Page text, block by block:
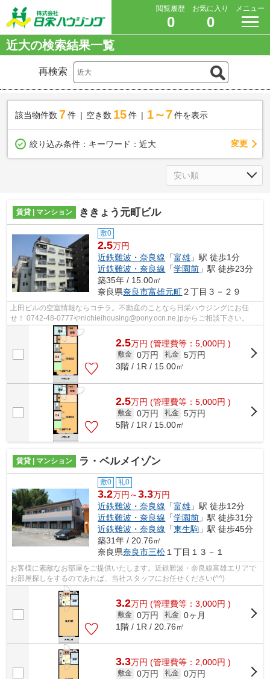
閲覧履歴
0
お気に入り
0
メニュー
近大の検索結果一覧
再検索
該当物件数 7件 空き数 15 件 1～7 件を表示
絞り込み条件： キーワード：近大 変更
賃貸 | マンション ききょう元町ビル
敷0
2.5万円
近鉄難波・奈良線 「富雄 」駅 徒歩1分
近鉄難波・奈良線 「学園前 」駅 徒歩23分
築35年 / 15.00㎡
奈良県奈良市富雄元町２丁目３－２９
上田ビルの空室情報ならコチラ。不動産のことなら日栄ハウジングにお任
せ！ 0742-48-0777やnichieihousing@pony.ocn.ne.jpからご相談下さい。
2.5万円 (管理費等：5,000円 )
敷金 0万円 礼金 5万円
3階 / 1R / 15.00㎡
2.5万円 (管理費等：5,000円 )
敷金 0万円 礼金 5万円
5階 / 1R / 15.00㎡
賃貸 | マンション ラ・ベルメイゾン
敷0 礼0
3.2万円～3.3万円
近鉄難波・奈良線 「富雄 」駅 徒歩12分
近鉄難波・奈良線 「学園前 」駅 徒歩31分
近鉄難波・奈良線 「東生駒 」駅 徒歩45分
築31年 / 20.76㎡
奈良県奈良市三松 １丁目１３－１
お客様に素敵なお部屋をご提供いたします。近鉄難波・奈良線富雄エリアで
お部屋探しをするのであれば、当社スタッフにお任せください(^^)
3.2万円 (管理費等：3,000円 )
敷金 0万円 礼金 0ヶ月
1階 / 1R / 20.76㎡
3.3万円 (管理費等：2,000円 )
敷金 0万円 礼金 0万円